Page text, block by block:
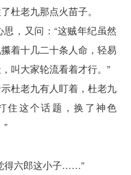
杜老九那点火苗子。
，又问：“这贼年纪虽然
着十几二十条人命，轻易
叫大家轮流看着才行。”
杜老九有人盯着，杜老九
住这个话题，换了神色
得六郎这小子……”